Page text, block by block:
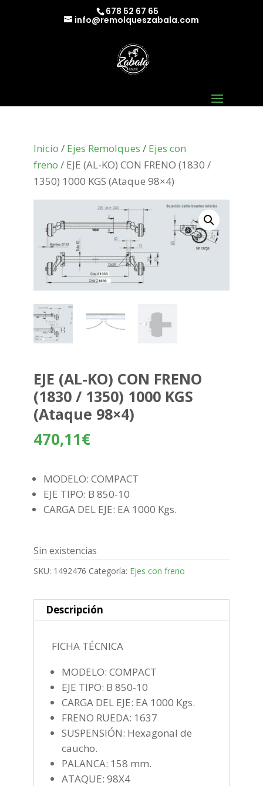
678 52 67 65
info@remolqueszabala.com
Inicio / Ejes Remolques / Ejes con
freno / EJE (AL-KO) CON FRENO (1830 /
1350) 1000 KGS (Ataque 98×4)
EJE (AL-KO) CON FRENO
(1830 / 1350) 1000 KGS
(Ataque 98×4)
470,11€
MODELO: COMPACT
EJE TIPO: B 850-10
CARGA DEL EJE: EA 1000 Kgs.
Sin existencias
SKU: 1492476 Categoría: Ejes con freno
Descripción
FICHA TÉCNICA
MODELO: COMPACT
EJE TIPO: B 850-10
CARGA DEL EJE: EA 1000 Kgs.
FRENO RUEDA: 1637
SUSPENSIÓN: Hexagonal de
caucho.
PALANCA: 158 mm.
ATAQUE: 98X4